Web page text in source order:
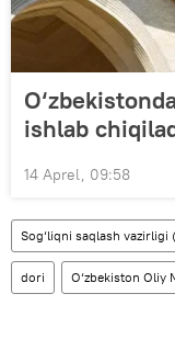
ishlab
14 Aprel, 09:58
Sog‘liqni saqlash vazirligi
dori O‘zbekiston Oliy